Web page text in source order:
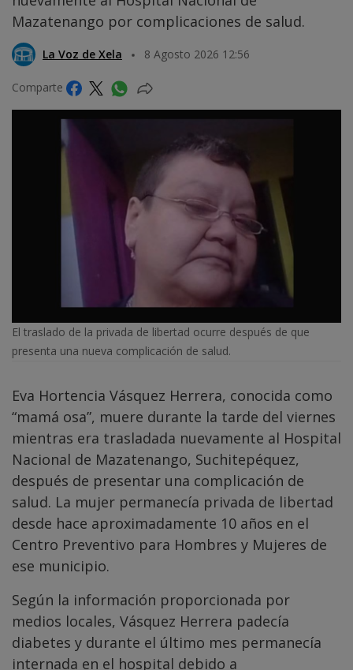
Mazatenango por complicaciones de salud.
La Voz de Xela 8 Agosto 2026 12:56
Comparte
El traslado de la privada de libertad ocurre después de que
presenta una nueva complicación de salud.
Eva Hortencia Vásquez Herrera, conocida como
“mamá osa”, muere durante la tarde del viernes
mientras era trasladada nuevamente al Hospital
Nacional de Mazatenango, Suchitepéquez,
después de presentar una complicación de
salud. La mujer permanecía privada de libertad
desde hace aproximadamente 10 años en el
Centro Preventivo para Hombres y Mujeres de
ese municipio.
Según la información proporcionada por
medios locales, Vásquez Herrera padecía
diabetes y durante el último mes permanecía
internada en el hospital debido a